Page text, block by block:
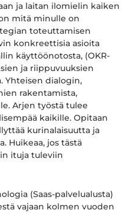
ja laitan ilomielin kaiken
mitä minulle on
toteuttamisen
konkreettisia asioita
käyttöönotosta, (OKR-
ja riippuvuuksien
Yhteisen dialogin,
rakentamista,
Arjen työstä tulee
kaikille. Opitaan
kurinalaisuutta ja
Huikeaa, jos tästä
ituja tuleviin
(Saas-palvelualusta)
vajaan kolmen vuoden